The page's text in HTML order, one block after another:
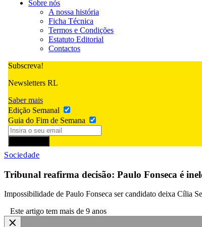
Sobre nós
A nossa história
Ficha Técnica
Termos e Condições
Estatuto Editorial
Contactos
Subscreva!
Newsletters RL
Saber mais
Edição Semanal
Guia do Fim de Semana
Sociedade
Tribunal reafirma decisão: Paulo Fonseca é
Impossibilidade de Paulo Fonseca ser candidato deixa Cília
Este artigo tem mais de 9 anos